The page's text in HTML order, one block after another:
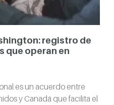
registro de
que operan en
es un acuerdo entre
y Canadá que facilita el